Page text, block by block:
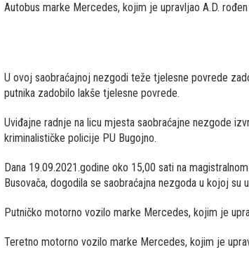
Autobus marke Mercedes, kojim je upravljao A.D.
U ovoj saobraćajnoj nezgodi teže tjelesne povrede
putnika zadobilo lakše tjelesne povrede.
Uviđajne radnje na licu mjesta saobraćajne nezgode
kriminalističke policije PU Bugojno.
Dana 19.09.2021.godine oko 15,00 sati na
Busovača, dogodila se saobraćajna nezgoda u kojoj su
Putničko motorno vozilo marke Mercedes, kojim je
Teretno motorno vozilo marke Mercedes, kojim je